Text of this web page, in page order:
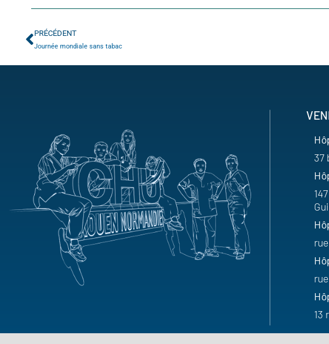
PRÉCÉDENT
Journée mondiale sans tabac
37
13